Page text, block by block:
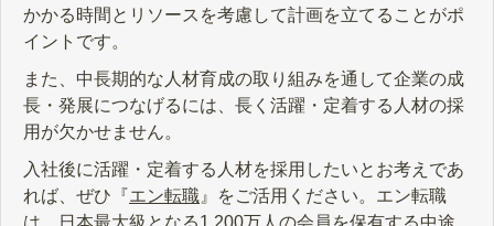
かかる時間とリソースを考慮して計画を立てることがポ
イントです。
また、中長期的な人材育成の取り組みを通して企業の成
長・発展につなげるには、長く活躍・定着する人材の採
用が欠かせません。
入社後に活躍・定着する人材を採用したいとお考えであ
れば、ぜひ『エン転職 』をご活用ください。エン転職